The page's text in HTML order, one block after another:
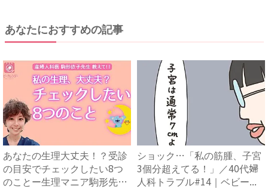
あなたにおすすめの記事
あなたの生理大丈夫！？受診
の目安でチェックしたい8つ
のことー生理マニア駒形先生
ショック…「私の筋腫、子宮
3個分超えてる！」／40代婦
人科トラブル#14｜ベビー...